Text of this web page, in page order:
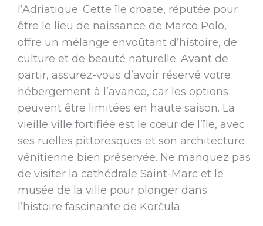
l’Adriatique. Cette île croate, réputée pour
être le lieu de naissance de Marco Polo,
offre un mélange envoûtant d’histoire, de
culture et de beauté naturelle. Avant de
partir, assurez-vous d’avoir réservé votre
hébergement à l’avance, car les options
peuvent être limitées en haute saison. La
vieille ville fortifiée est le cœur de l’île, avec
ses ruelles pittoresques et son architecture
vénitienne bien préservée. Ne manquez pas
de visiter la cathédrale Saint-Marc et le
musée de la ville pour plonger dans
l’histoire fascinante de Korčula.